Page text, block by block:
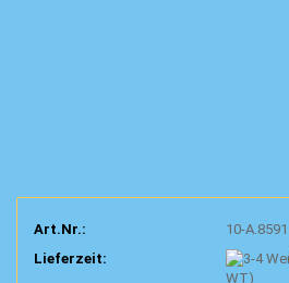
Art.Nr.:
10-A.8591
Lieferzeit: